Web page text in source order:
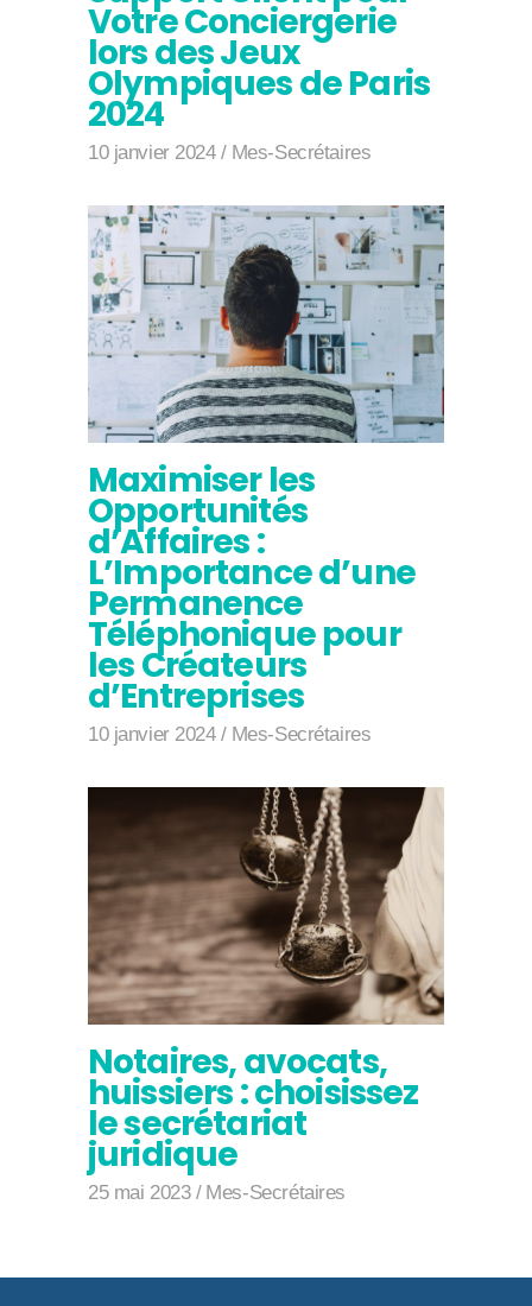
Votre Conciergerie
lors des Jeux
Olympiques de Paris
2024
10 janvier 2024 Mes-Secrétaires
Maximiser les
Opportunités
d’Affaires :
L’Importance d’une
Permanence
Téléphonique pour
les Créateurs
d’Entreprises
10 janvier 2024 Mes-Secrétaires
Notaires, avocats,
huissiers : choisissez
le secrétariat
juridique
25 mai 2023 Mes-Secrétaires